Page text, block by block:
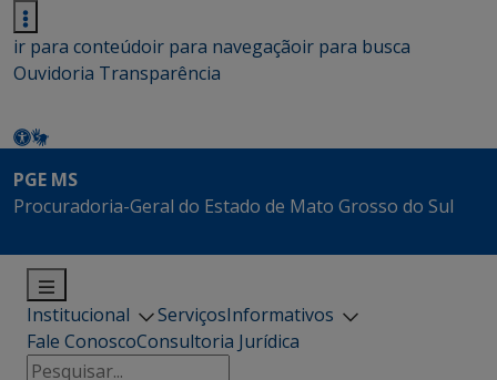
ir para conteúdoir para navegaçãoir para busca
Ouvidoria Transparência
PGE MS
Procuradoria-Geral do Estado de Mato Grosso do Sul
Institucional ServiçosInformativos
Fale ConoscoConsultoria Jurídica
Pesquisar